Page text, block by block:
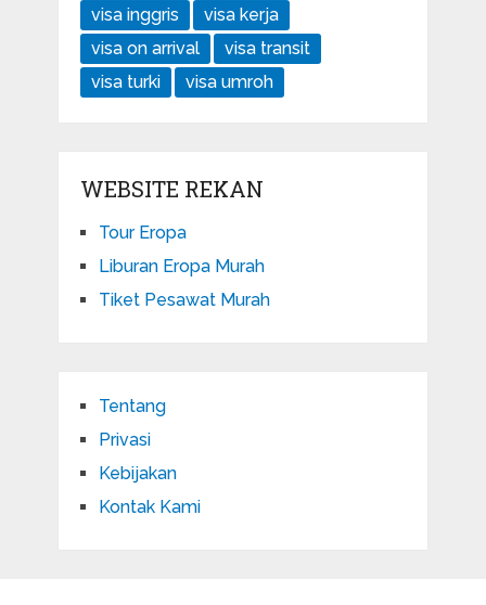
visa inggris
visa kerja
visa on arrival
visa transit
visa turki
visa umroh
WEBSITE REKAN
Tour Eropa
Liburan Eropa Murah
Tiket Pesawat Murah
Tentang
Privasi
Kebijakan
Kontak Kami